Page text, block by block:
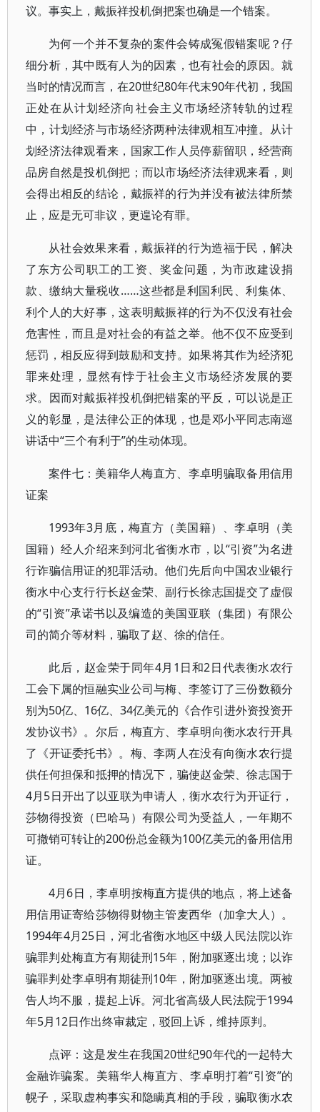
议。事实上，戴振祥投机倒把案也确是一个错案。
为何一个并不复杂的案件会铸成冤假错案呢？仔
细分析，其中既有人为的因素，也有社会的原因。就
当时的情况而言，在20世纪80年代末90年代初，我国
正处在从计划经济向社会主义市场经济转轨的过程
中，计划经济与市场经济两种法律观相互冲撞。从计
划经济法律观看来，国家工作人员停薪留职，经营商
品房自然是投机倒把；而以市场经济法律观来看，则
会得出相反的结论，戴振祥的行为并没有被法律所禁
止，应是无可非议，更遑论有罪。
从社会效果来看，戴振祥的行为造福于民，解决
了东方公司职工的工资、奖金问题，为市政建设捐
款、缴纳大量税收……这些都是利国利民、利集体、
利个人的大好事，这表明戴振祥的行为不仅没有社会
危害性，而且是对社会的有益之举。他不仅不应受到
惩罚，相反应得到鼓励和支持。如果将其作为经济犯
罪来处理，显然有悖于社会主义市场经济发展的要
求。因而对戴振祥投机倒把错案的平反，可以说是正
义的彰显，是法律公正的体现，也是邓小平同志南巡
讲话中“三个有利于”的生动体现。
案件七：美籍华人梅直方、李卓明骗取备用信用
证案
1993年3月底，梅直方（美国籍）、李卓明（美
国籍）经人介绍来到河北省衡水市，以“引资”为名进
行诈骗信用证的犯罪活动。他们先后向中国农业银行
衡水中心支行行长赵金荣、副行长徐志国提交了虚假
的“引资”承诺书以及编造的美国亚联（集团）有限公
司的简介等材料，骗取了赵、徐的信任。
此后，赵金荣于同年4月1日和2日代表衡水农行
工会下属的恒融实业公司与梅、李签订了三份数额分
别为50亿、16亿、34亿美元的《合作引进外资投资开
发协议书》。尔后，梅直方、李卓明向衡水农行开具
了《开证委托书》。梅、李两人在没有向衡水农行提
供任何担保和抵押的情况下，骗使赵金荣、徐志国于
4月5日开出了以亚联为申请人，衡水农行为开证行，
莎物得投资（巴哈马）有限公司为受益人，一年期不
可撤销可转让的200份总金额为100亿美元的备用信用
证。
4月6日，李卓明按梅直方提供的地点，将上述备
用信用证寄给莎物得财物主管麦西华（加拿大人）。
1994年4月25日，河北省衡水地区中级人民法院以诈
骗罪判处梅直方有期徒刑15年，附加驱逐出境；以诈
骗罪判处李卓明有期徒刑10年，附加驱逐出境。两被
告人均不服，提起上诉。河北省高级人民法院于1994
年5月12日作出终审裁定，驳回上诉，维持原判。
点评：这是发生在我国20世纪90年代的一起特大
金融诈骗案。美籍华人梅直方、李卓明打着“引资”的
幌子，采取虚构事实和隐瞒真相的手段，骗取衡水农